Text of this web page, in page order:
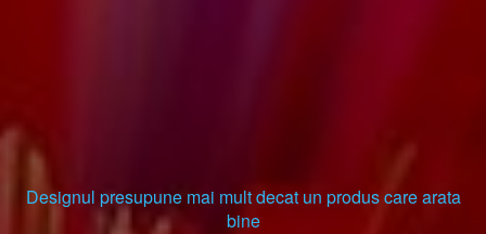
Designul presupune mai mult decat un produs care arata
bine